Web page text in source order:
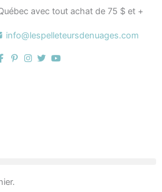
avec tout achat de 75 $ et +
info@lespelleteursdenuages.com